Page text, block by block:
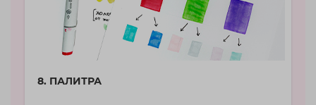
8. ПАЛИТРА